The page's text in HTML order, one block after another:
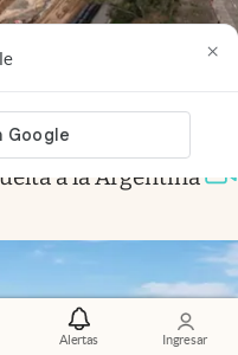
Alertas Ingresar
×
el Autódromo y
a la Argentina